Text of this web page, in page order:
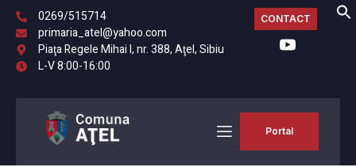
0269/515714
primaria_atel@yahoo.com
Piaţa Regele Mihai I, nr. 388, Aţel, Sibiu
L-V 8:00-16:00
CONTACT
Portal